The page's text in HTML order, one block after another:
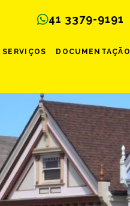
41 3379-9191
SERVIÇOS DOCUMENTAÇÃO